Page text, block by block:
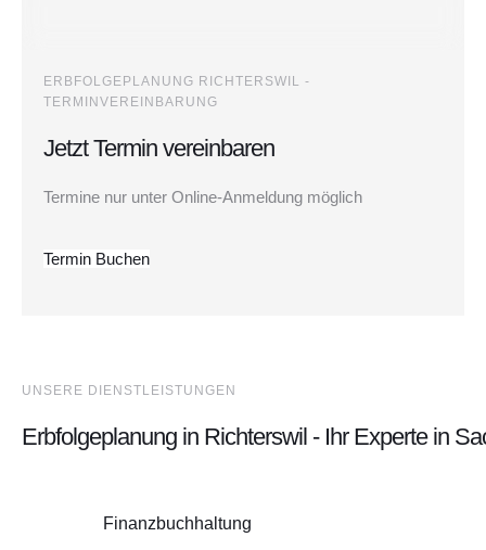
ERBFOLGEPLANUNG RICHTERSWIL -
TERMINVEREINBARUNG
Jetzt Termin vereinbaren
Termine nur unter Online-Anmeldung möglich
Termin Buchen
UNSERE DIENSTLEISTUNGEN
Erbfolgeplanung in Richterswil - Ihr Experte in
Finanzbuchhaltung